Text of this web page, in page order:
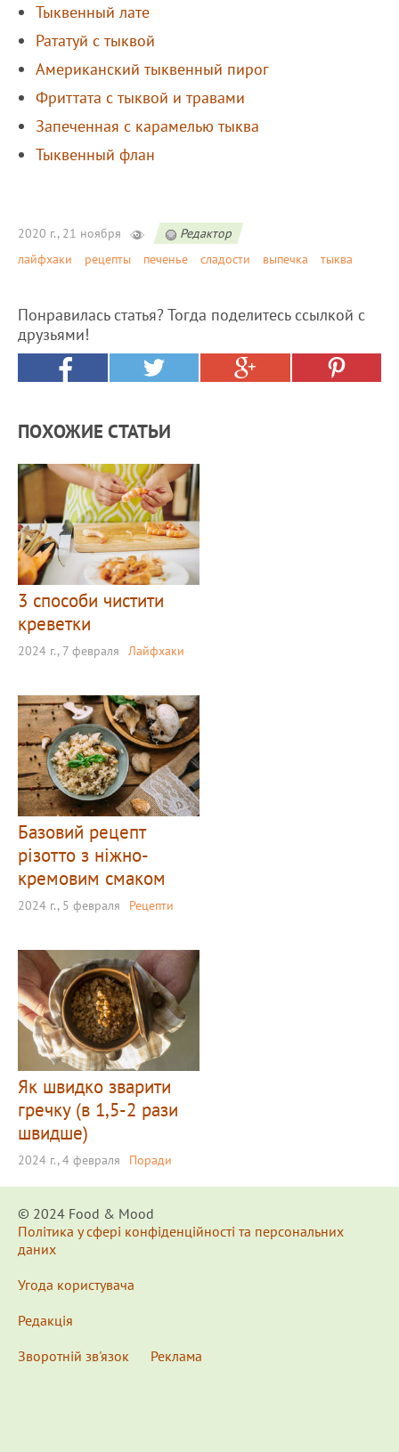
Тыквенный лате
Рататуй с тыквой
Американский тыквенный пирог
Фриттата с тыквой и травами
Запеченная с карамелью тыква
Тыквенный флан
2020 г., 21 ноября
Редактор
лайфхаки
рецепты печенье сладости выпечка тыква
Понравилась статья? Тогда поделитесь ссылкой с
друзьями!
ПОХОЖИЕ СТАТЬИ
3 способи чистити
креветки
2024 г., 7 февраля Лайфхаки
Базовий рецепт
різотто з ніжно-
кремовим смаком
2024 г., 5 февраля Рецепти
Як швидко зварити
гречку (в 1,5-2 рази
швидше)
2024 г., 4 февраля Поради
© 2024 Food & Мood
Політика у сфері конфіденційності та персональних
даних
Угода користувача
Редакція
Зворотній зв'язок
Реклама